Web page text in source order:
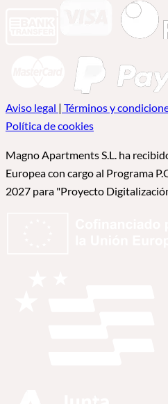
Aviso legal | Términos y
Política de cookies
Magno Apartments S.L. ha
Europea con cargo al Programa
2027 para "Proyecto